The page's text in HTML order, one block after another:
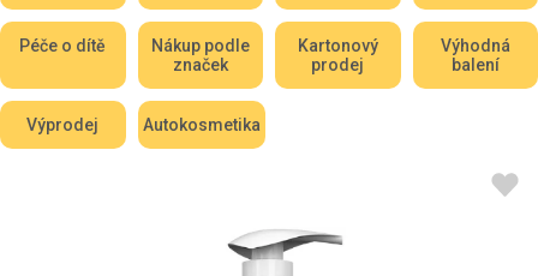
Péče o dítě
Nákup podle
značek
Kartonový
prodej
Výhodná
balení
Výprodej Autokosmetika